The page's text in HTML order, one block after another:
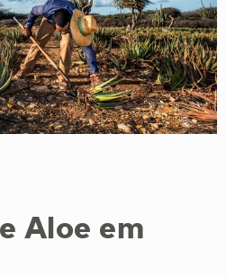
Aloe em